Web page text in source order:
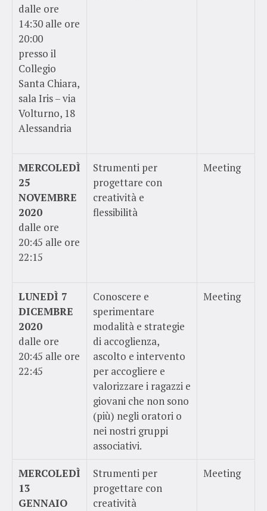
dalle ore
14:30 alle ore
20:00
presso il
Collegio
Santa Chiara,
sala Iris – via
Volturno, 18
Alessandria
MERCOLEDÌ
25
NOVEMBRE
2020
dalle ore
20:45 alle ore
22:15
Strumenti per
progettare con
creatività e
flessibilità
Meeting
LUNEDÌ 7
DICEMBRE
2020
dalle ore
20:45 alle ore
22:45
Conoscere e
sperimentare
modalità e strategie
di accoglienza,
ascolto e intervento
per accogliere e
valorizzare i ragazzi e
giovani che non sono
(più) negli oratori o
nei nostri gruppi
associativi.
Meeting
MERCOLEDÌ
13
GENNAIO
Strumenti per
progettare con
creatività
Meeting